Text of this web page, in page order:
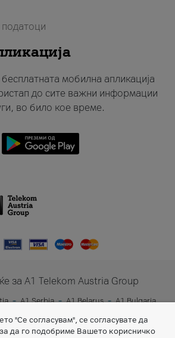
мобилна апликација
до сите важни информации
во било кое време.
за A1 Telekom Austria Group
A1 Serbia A1 Belarus
A1 Bulgaria
A1 Slovenia
A1 Digital
"Се согласувам", се согласувате да
да го подобриме Вашето корисничко